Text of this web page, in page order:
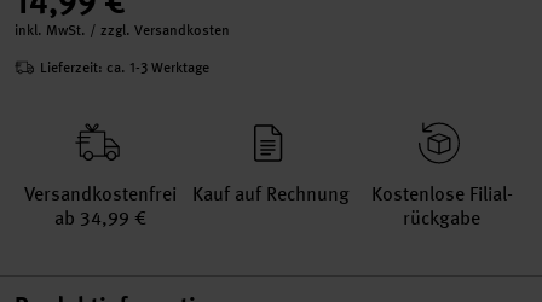
inkl. MwSt. / zzgl. Versandkosten
Lieferzeit: ca. 1-3 Werktage
Versand­kosten­frei
ab 34,99 €
Kauf auf Rechnung
Kosten­lose Filial­
rückgabe